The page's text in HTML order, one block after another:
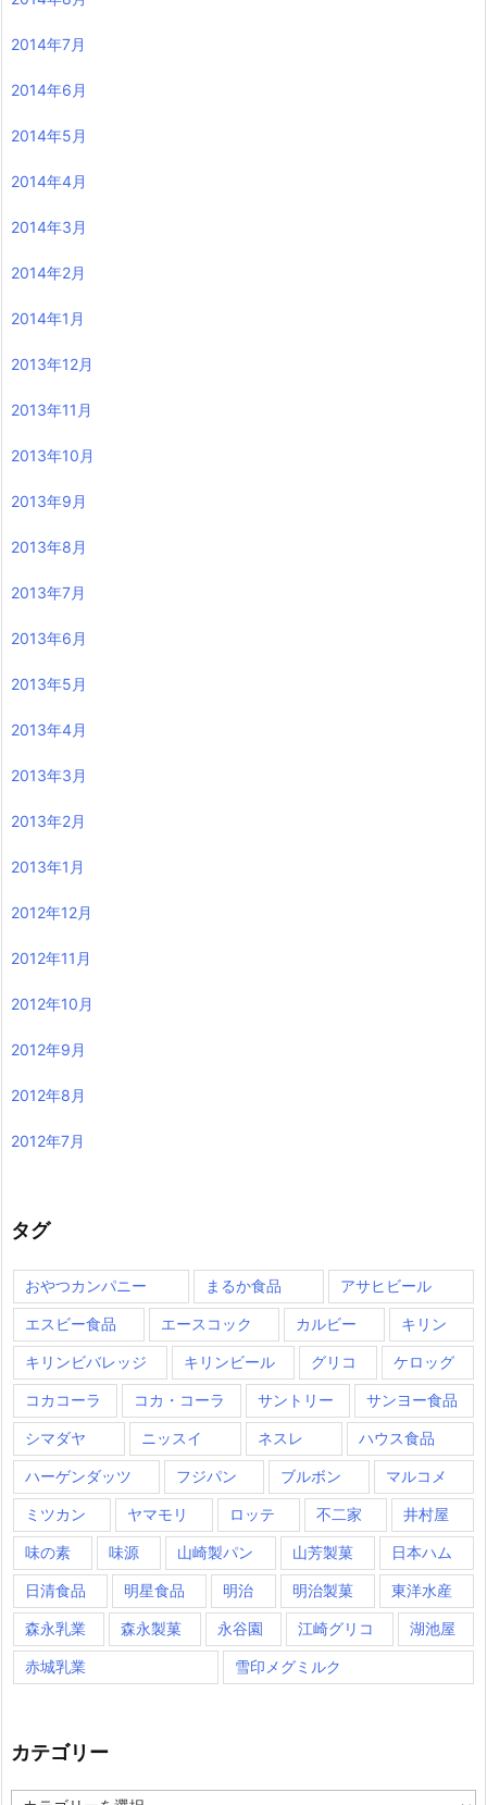
2014年7月
2014年6月
2014年5月
2014年4月
2014年3月
2014年2月
2014年1月
2013年12月
2013年11月
2013年10月
2013年9月
2013年8月
2013年7月
2013年6月
2013年5月
2013年4月
2013年3月
2013年2月
2013年1月
2012年12月
2012年11月
2012年10月
2012年9月
2012年8月
2012年7月
タグ
おやつカンパニー まるか食品 アサヒビール
エスビー食品 エースコック カルビー キリン
キリンビバレッジ キリンビール グリコ ケロッグ
コカコーラ コカ・コーラ サントリー サンヨー食品
シマダヤ ニッスイ ネスレ ハウス食品
ハーゲンダッツ フジパン ブルボン マルコメ
ミツカン ヤマモリ ロッテ 不二家 井村屋
味の素 味源 山崎製パン 山芳製菓 日本ハム
日清食品 明星食品 明治 明治製菓 東洋水産
森永乳業 森永製菓 永谷園 江崎グリコ 湖池屋
赤城乳業 雪印メグミルク
カテゴリー